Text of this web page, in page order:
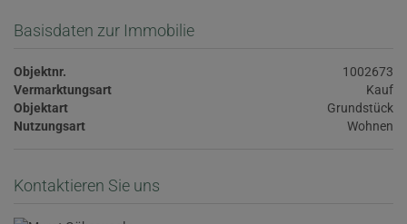
Basisdaten zur Immobilie
Objektnr.
1002673
Vermarktungsart
Kauf
Objektart
Grundstück
Nutzungsart
Wohnen
Kontaktieren Sie uns